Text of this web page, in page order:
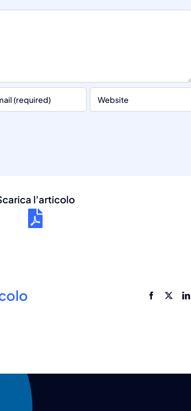
l'articolo